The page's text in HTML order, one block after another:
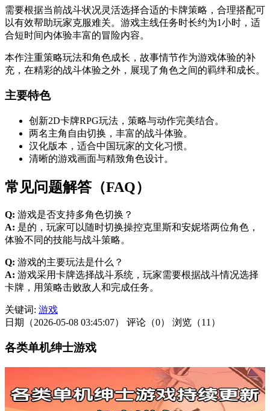
需要根据当前战斗状况灵活选择合适的卡牌策略，合理搭配可
以有效帮助玩家克服难关。游戏主线任务时长约为1小时，适
合短时间内体验丰富的冒险内容。
本作注重策略玩法和角色成长，故事情节作为游戏体验的补
充，在精彩的战斗体验之外，展现了角色之间的羁绊和成长。
主要特色
创新2D卡牌RPG玩法，策略与动作完美结合。
两名主角自由切换，丰富的战斗体验。
汉化版本，适合中国玩家的文化习惯。
清晰的游戏画面与精致角色设计。
常见问题解答（FAQ）
Q: 游戏是否支持多角色切换？
A: 是的，玩家可以随时切换操控克里斯和安妮塔两位角色，
体验不同的技能与战斗策略。
Q: 游戏的主要玩法是什么？
A: 游戏采用卡牌选择战斗系统，玩家需要根据战斗情况选择
卡牌，用策略击败敌人和完成任务。
关键词: 游戏
日期（2026-05-08 03:45:07）
评论（0） 浏览（11）
各类单机绅士游戏